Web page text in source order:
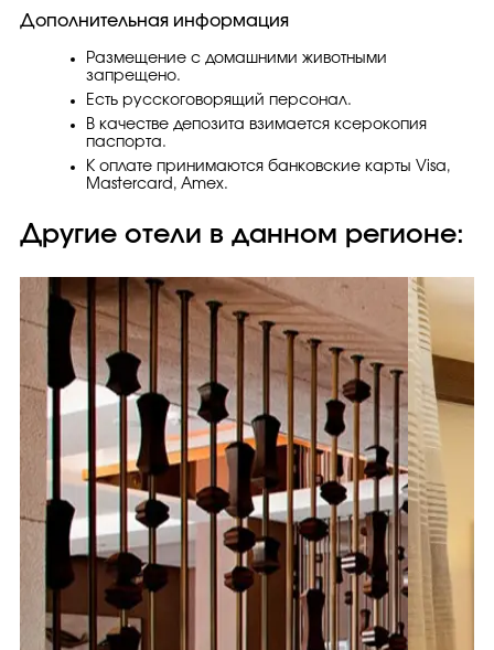
Дополнительная информация
Размещение с домашними животными
запрещено.
Есть русскоговорящий персонал.
В качестве депозита взимается ксерокопия
паспорта.
К оплате принимаются банковские карты Visa,
Masterсard, Amex.
Другие отели в данном регионе: